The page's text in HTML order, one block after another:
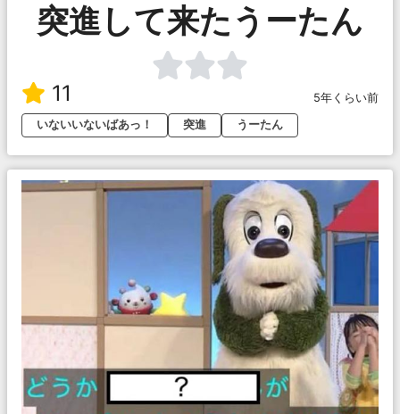
突進して来たうーたん
11
5年くらい前
いないいないばあっ！
突進 うーたん